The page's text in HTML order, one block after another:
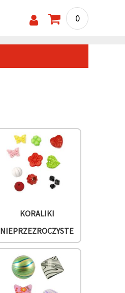
0
KORALIKI
NIEPRZEZROCZYSTE